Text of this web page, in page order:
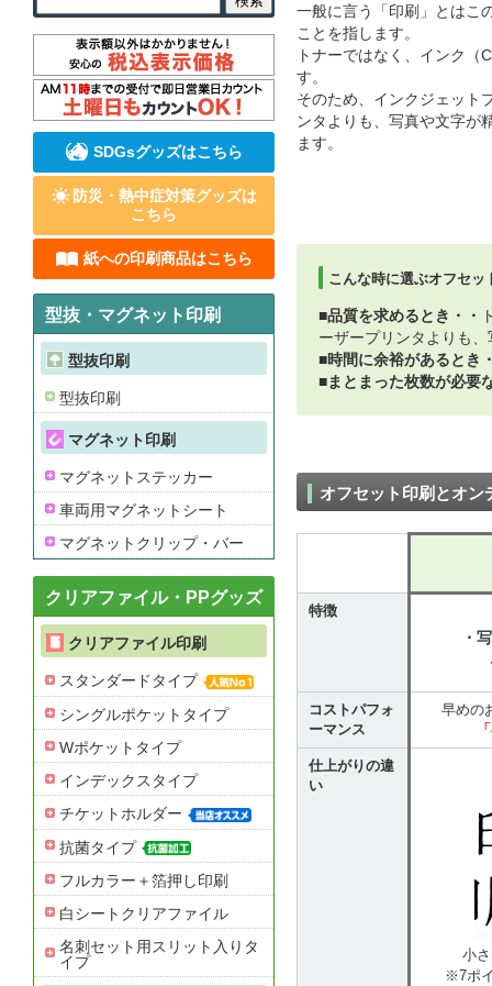
一般に言う「印刷」とはこ
ことを指します。
トナーではなく、インク（
す。
そのため、インクジェット
ンタよりも、写真や文字が
ます。
こんな時に選ぶオフセッ
■品質を求めるとき・・
ーザープリンタよりも
■時間に余裕があるとき
■まとまった枚数が必要
オフセット印刷とオン
特徴
・
コストパフォ
ーマンス
早めの
仕上がりの違
い
小
※7ポ
SDGsグッズはこちら
防災・熱中症対策グッズは
こちら
紙への印刷商品はこちら
型抜・マグネット印刷
型抜印刷
型抜印刷
マグネット印刷
マグネットステッカー
車両用マグネットシート
マグネットクリップ・バー
クリアファイル・PPグッズ
クリアファイル印刷
スタンダードタイプ
シングルポケットタイプ
Wポケットタイプ
インデックスタイプ
チケットホルダー
抗菌タイプ
フルカラー＋箔押し印刷
白シートクリアファイル
名刺セット用スリット入りタ
イプ